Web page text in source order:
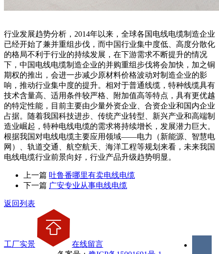
行业发展趋势分析，2014年以来，全球各国电线电缆制造企业
已经开始了兼并重组步伐，而中国行业集中度低、高度分散化
的格局不利于行业的持续发展，在下游需求不断提升的情况
下，中国电线电缆制造企业的并购重组步伐将会加快，加之铜
期权的推出，会进一步减少原材料价格波动对制造企业的影
响，推动行业集中度的提升。相对于普通线缆，特种线缆具有
技术含量高、适用条件较严格、附加值高等特点，具有更优越
的特定性能，目前主要由少量外资企业、合资企业和国内企业
占据。随着我国科技进步、传统产业转型、新兴产业和高端制
造业崛起，特种电线电缆的需求将持续增长，发展潜力巨大。
根据我国对电线电缆主要应用领域——电力（新能源、智慧电
网）、轨道交通、航空航天、海洋工程等规划来看，未来我国
电线电缆行业前景向好，行业产品升级趋势明显。
上一篇 吐鲁番哪里有卖电线电缆
下一篇 广安专业从事电线电缆
返回列表
工厂实景
在线留言